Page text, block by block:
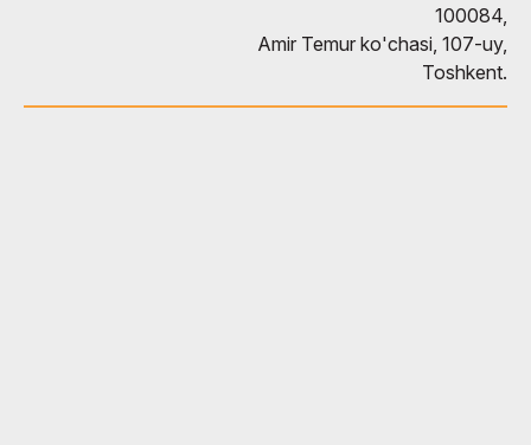
100084,
Amir Temur ko'chasi, 107-uy,
Toshkent.